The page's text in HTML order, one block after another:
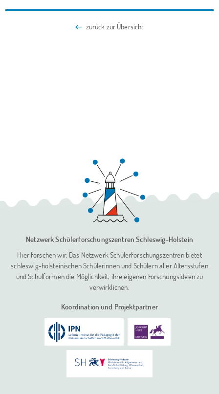
zurück zur Übersicht
Netzwerk SchülerforschungszentrenSchleswig-Holstein
Hier forschen wir. Das Netzwerk Schülerforschungszentren bietet
schleswig-holsteinischen Schülerinnen und Schülern aller Altersstufen
und Schulformen die Möglichkeit, ihre eigenen Forschungsideen zu
verwirklichen.
Koordination und Projektpartner